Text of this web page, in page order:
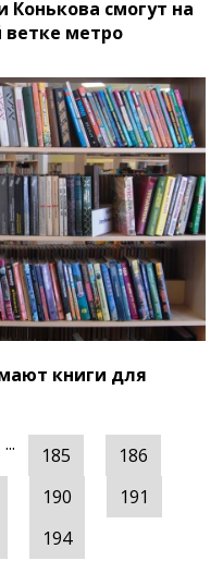
смогут на
ветке метро
книги для
... 185
186
190
191
194